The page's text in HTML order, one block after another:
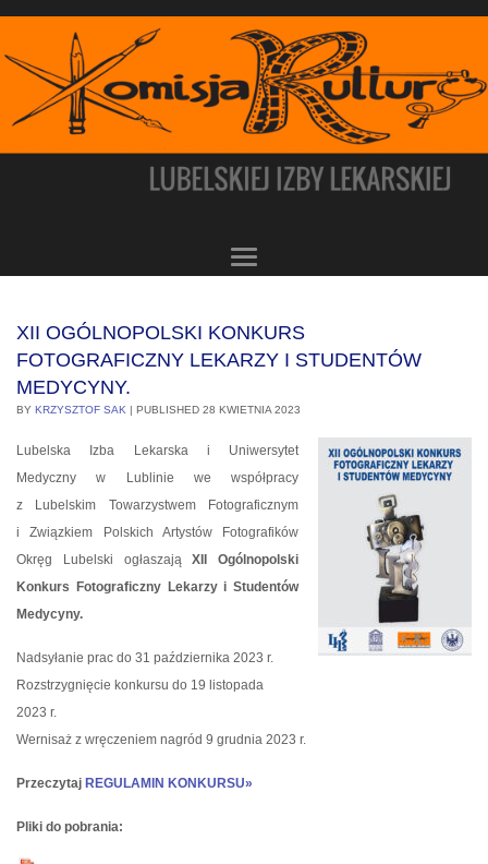
XII OGÓLNOPOLSKI KONKURS
FOTOGRAFICZNY LEKARZY I STUDENTÓW
MEDYCYNY.
BY KRZYSZTOF SAK | PUBLISHED 28 KWIETNIA 2023
Lubelska Izba Lekarska i Uniwersytet
Medyczny w Lublinie we współpracy
z Lubelskim Towarzystwem Fotograficznym
i Związkiem Polskich Artystów Fotografików
Okręg Lubelski ogłaszająXII Ogólnopolski
Konkurs Fotograficzny Lekarzy i Studentów
Medycyny.
Nadsyłanie prac do 31 października 2023 r.
Rozstrzygnięcie konkursu do 19 listopada
2023 r.
Wernisaż z wręczeniem nagród 9 grudnia 2023 r.
Przeczytaj REGULAMIN KONKURSU»
Pliki do pobrania: